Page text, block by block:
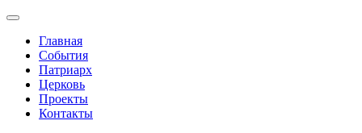
Главная
События
Патриарх
Церковь
Проекты
Контакты